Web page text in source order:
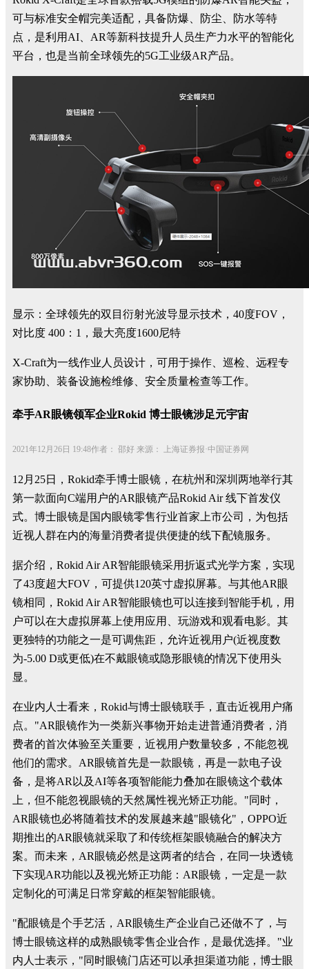
可与标准安全帽完美适配，具备防爆、防尘、防水等特
点，是利用AI、AR等新科技提升人员生产力水平的智能化
平台，也是当前全球领先的5G工业级AR产品。
显示：全球领先的双目衍射光波导显示技术，40度FOV，
对比度 400：1，最大亮度1600尼特
X-Craft为一线作业人员设计，可用于操作、巡检、远程专
家协助、装备设施检维修、安全质量检查等工作。
牵手AR眼镜领军企业Rokid 博士眼镜涉足元宇宙
2021年12月26日 19:48作者： 邵好 来源： 上海证券报·中国证券网
12月25日，Rokid牵手博士眼镜，在杭州和深圳两地举行其
第一款面向C端用户的AR眼镜产品Rokid Air 线下首发仪
式。博士眼镜是国内眼镜零售行业首家上市公司，为包括
近视人群在内的海量消费者提供便捷的线下配镜服务。
据介绍，Rokid Air AR智能眼镜采用折返式光学方案，实现
了43度超大FOV，可提供120英寸虚拟屏幕。与其他AR眼
镜相同，Rokid Air AR智能眼镜也可以连接到智能手机，用
户可以在大虚拟屏幕上使用应用、玩游戏和观看电影。其
更独特的功能之一是可调焦距，允许近视用户(近视度数
为-5.00 D或更低)在不戴眼镜或隐形眼镜的情况下使用头
显。
在业内人士看来，Rokid与博士眼镜联手，直击近视用户痛
点。"AR眼镜作为一类新兴事物开始走进普通消费者，消
费者的首次体验至关重要，近视用户数量较多，不能忽视
他们的需求。AR眼镜首先是一款眼镜，再是一款电子设
备，是将AR以及AI等各项智能能力叠加在眼镜这个载体
上，但不能忽视眼镜的天然属性视光矫正功能。"同时，
AR眼镜也必将随着技术的发展越来越"眼镜化"，OPPO近
期推出的AR眼镜就采取了和传统框架眼镜融合的解决方
案。而未来，AR眼镜必然是这两者的结合，在同一块透镜
下实现AR功能以及视光矫正功能：AR眼镜，一定是一款
定制化的可满足日常穿戴的框架智能眼镜。
"配眼镜是个手艺活，AR眼镜生产企业自己还做不了，与
博士眼镜这样的成熟眼镜零售企业合作，是最优选择。"业
内人士表示，"同时眼镜门店还可以承担渠道功能，博士眼